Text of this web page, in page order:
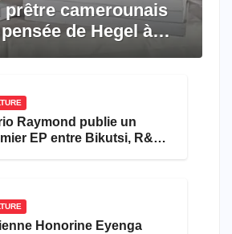
prêtre camerounais
de Hegel à
Raymond publie un
EP entre Bikutsi, R&B
Honorine Eyenga